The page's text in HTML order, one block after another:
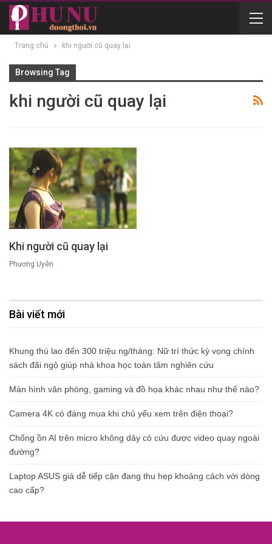
Trang chủ khi người cũ quay lại
Browsing Tag
khi người cũ quay lại
Khi người cũ quay lại
Phương Uyên
Bài viết mới
Khung thù lao đến 300 triệu ng/tháng: Nữ trí thức kỳ vọng chính
sách đãi ngộ giúp nhà khoa học toàn tâm nghiên cứu
Màn hình văn phòng, gaming và đồ họa khác nhau như thế nào?
Camera 4K có đáng mua khi chủ yếu xem trên điện thoại?
Chống ồn AI trên micro không dây có cứu được video quay ngoài
đường?
Laptop ASUS giá dễ tiếp cận đang thu hẹp khoảng cách với dòng
cao cấp?